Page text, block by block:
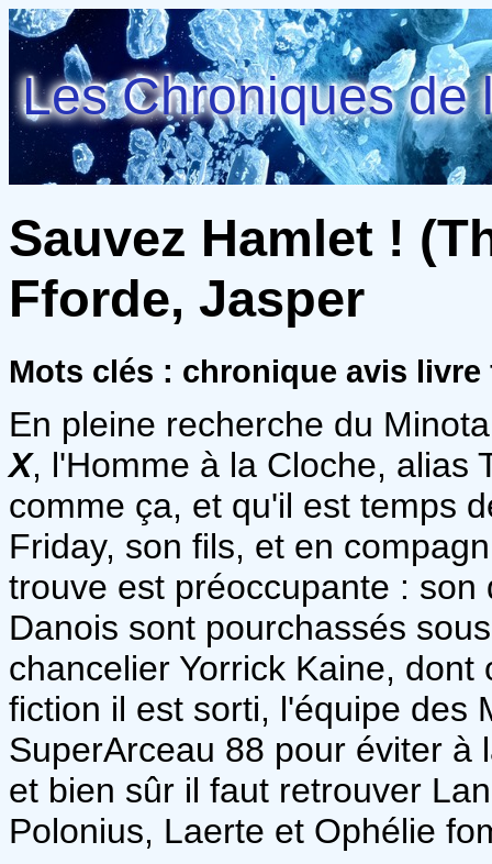
Les Chroniques de
Sauvez Hamlet !
Fforde, Jasper
Mots clés : chronique avis
En pleine recherche du
X, l'Homme à la Cloche, alias
comme ça, et qu'il est temps
Friday, son fils, et en
trouve est préoccupante :
Danois sont pourchassés
chancelier Yorrick Kaine,
fiction il est sorti, l'équipe des
SuperArceau 88 pour éviter à
et bien sûr il faut retrouver
Polonius, Laerte et Ophélie